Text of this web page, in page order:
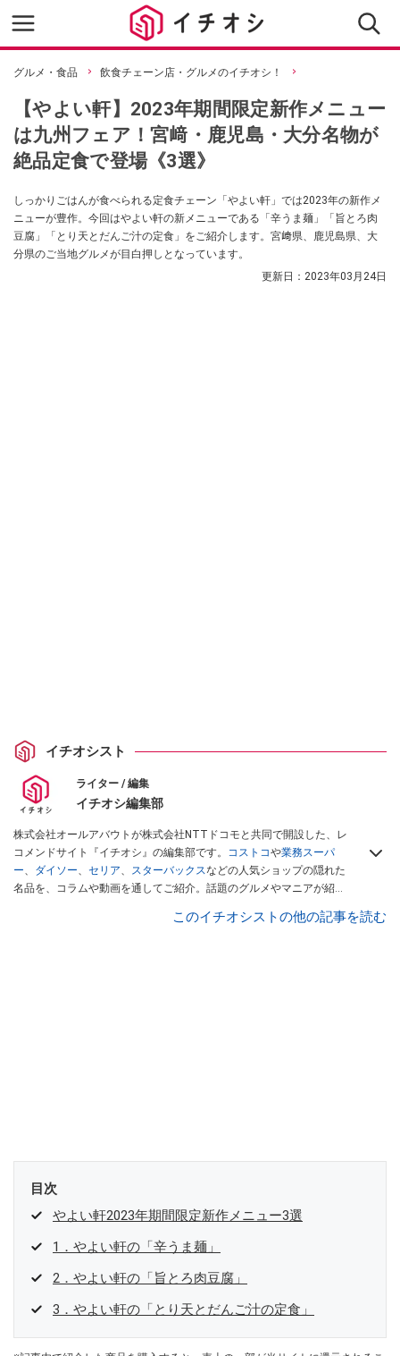
グルメ・食品 飲食チェーン店・グルメのイチオシ！
【やよい軒】2023年期間限定新作メニュー
は九州フェア！宮﨑・鹿児島・大分名物が
絶品定食で登場《3選》
しっかりごはんが食べられる定食チェーン「やよい軒」では2023年の新作メ
ニューが豊作。今回はやよい軒の新メニューである「辛うま麺」「旨とろ肉
豆腐」「とり天とだんご汁の定食」をご紹介します。宮﨑県、鹿児島県、大
分県のご当地グルメが目白押しとなっています。
更新日： 2023年03月24日
イチオシスト
ライター / 編集
イチオシ編集部
株式会社オールアバウトが株式会社NTTドコモと共同で開設した、レ
コメンドサイト『イチオシ』の編集部です。 コストコや業務スーパ
ー、 ダイソー、 セリア、 スターバックスなどの人気ショップの隠れた
名品を、コラムや動画を通してご紹介。話題のグルメやマニアが紹介
インフルエンサーが実際に使用してレビューしています。毎日トレン
このイチオシストの他の記事を読む
目次
やよい軒2023年期間限定新作メニュー3選
1．やよい軒の「辛うま麺」
2．やよい軒の「旨とろ肉豆腐」
3．やよい軒の「とり天とだんご汁の定食」